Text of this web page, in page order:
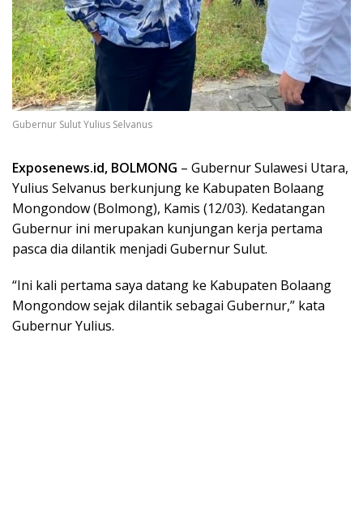
Gubernur Sulut Yulius Selvanus
Exposenews.id, BOLMONG – Gubernur Sulawesi Utara,
Yulius Selvanus berkunjung ke Kabupaten Bolaang
Mongondow (Bolmong), Kamis (12/03). Kedatangan
Gubernur ini merupakan kunjungan kerja pertama
pasca dia dilantik menjadi Gubernur Sulut.
“Ini kali pertama saya datang ke Kabupaten Bolaang
Mongondow sejak dilantik sebagai Gubernur,” kata
Gubernur Yulius.